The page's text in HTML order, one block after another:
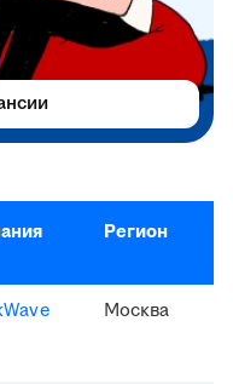
Регион
Москва